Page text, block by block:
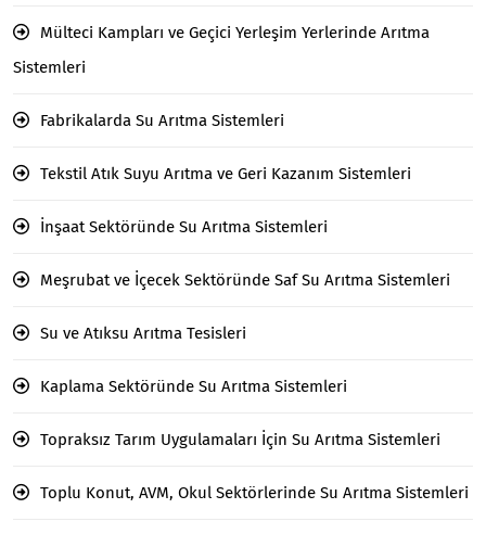
Mülteci Kampları ve Geçici Yerleşim Yerlerinde Arıtma
Sistemleri
Fabrikalarda Su Arıtma Sistemleri
Tekstil Atık Suyu Arıtma ve Geri Kazanım Sistemleri
İnşaat Sektöründe Su Arıtma Sistemleri
Meşrubat ve İçecek Sektöründe Saf Su Arıtma Sistemleri
Su ve Atıksu Arıtma Tesisleri
Kaplama Sektöründe Su Arıtma Sistemleri
Topraksız Tarım Uygulamaları İçin Su Arıtma Sistemleri
Toplu Konut, AVM, Okul Sektörlerinde Su Arıtma Sistemleri